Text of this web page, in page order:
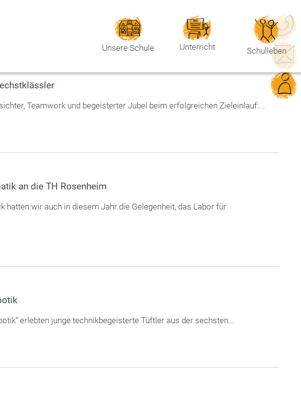
Unsere Schule Unterricht Schulleben
Teamwork und begeisterter Jubel beim erfolgreichen Zieleinlauf:...
an die TH Rosenheim
hatten wir auch in diesem Jahr die Gelegenheit, das Labor für
erlebten junge technikbegeisterte Tüftler aus der sechsten...